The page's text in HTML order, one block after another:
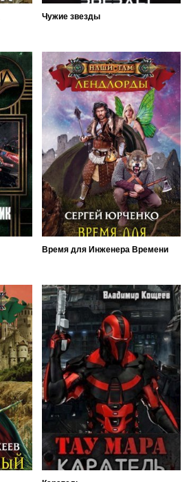
Чужие звезды
Время для Инженера Времени